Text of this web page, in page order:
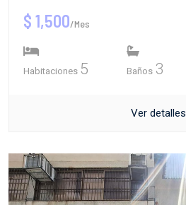
$ 1,500/Mes
Habitaciones 5 Baños 3
Ver detalles